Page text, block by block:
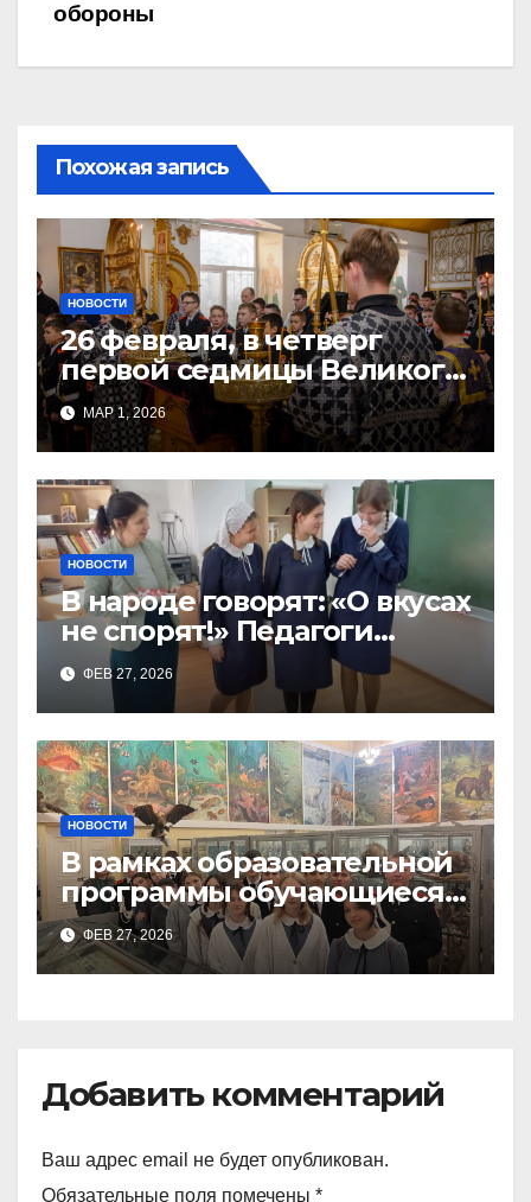
обороны
Похожая запись
НОВОСТИ
26 февраля, в четверг
первой седмицы Великого
Поста, в Свято-Никольском
храме состоялось Великое
МАР 1, 2026
НОВОСТИ
В народе говорят: «О вкусах
не спорят!» Педагоги
поварского отделения
Тимченко О.О.
ФЕВ 27, 2026
НОВОСТИ
В рамках образовательной
программы обучающиеся
9а,8,9б классов посетили
зоологический музей и
ФЕВ 27, 2026
Добавить комментарий
Ваш адрес email не будет опубликован.
Обязательные поля помечены *